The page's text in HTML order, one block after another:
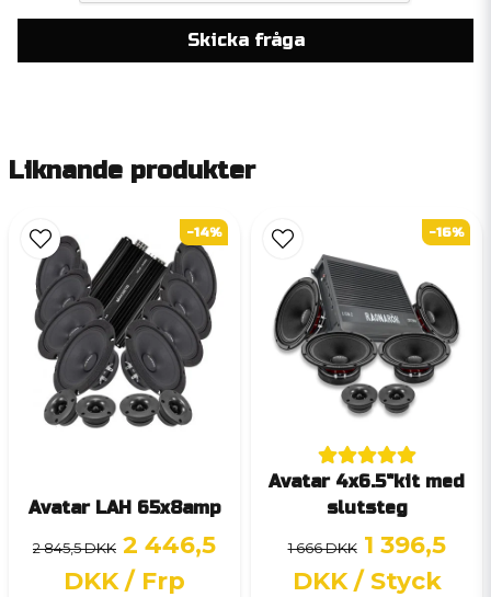
Skicka fråga
Liknande produkter
Avatar LAH 65x8amp
2 845,5 DKK 2 446,5
DKK / Frp
-14%
Avatar 4x6.5"kit med
slutsteg
1 666 DKK 1 396,5
DKK / Styck
-16%